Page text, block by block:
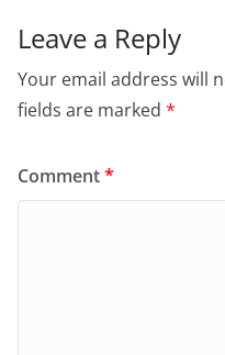
Leave a Reply
Your email address will
fields are marked *
Comment*